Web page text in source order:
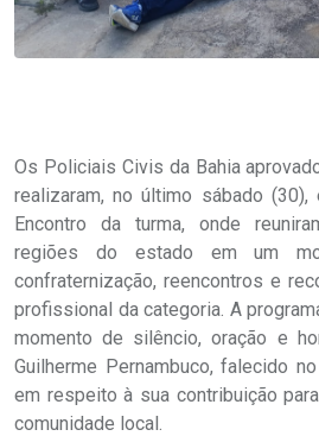
Os Policiais Civis da Bahia
realizaram, no último sábado
Encontro da turma, onde
regiões do estado em um
confraternização, reencontros e
profissional da categoria. A
momento de silêncio, oração e
Guilherme Pernambuco, falecido
em respeito à sua contribuição
comunidade local.